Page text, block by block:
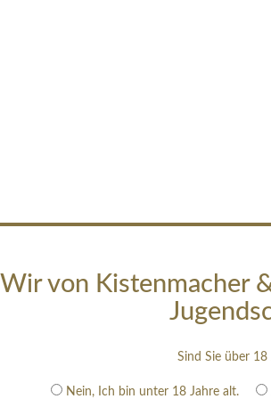
Wir von Kistenmacher
Sind Sie über 18
Nein, Ich bin unter 18 Jahre alt.